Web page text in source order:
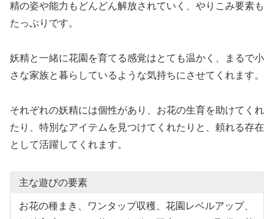
精の姿や能力もどんどん解放されていく、やりこみ要素も
たっぷりです。
妖精と一緒に花園を育てる感覚はとても温かく、まるで小
さな家族と暮らしているような気持ちにさせてくれます。
それぞれの妖精には個性があり、お花の生育を助けてくれ
たり、特別なアイテムを見つけてくれたりと、頼れる存在
として活躍してくれます。
主な遊びの要素
お花の種まき、ワンタップ収穫、花園レベルアップ、